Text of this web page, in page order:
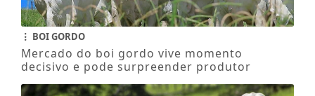
BOI GORDO
Mercado do boi gordo vive momento
decisivo e pode surpreender produtor